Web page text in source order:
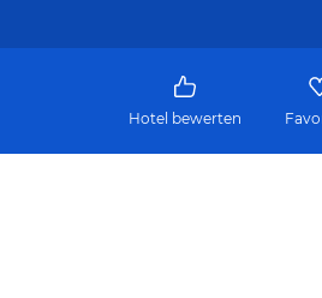
Hotel bewerten